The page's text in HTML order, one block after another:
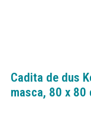
Cadita de dus
masca, 80 x 80